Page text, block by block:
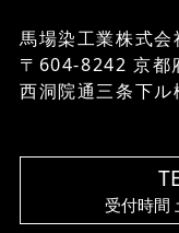
馬場染工業株式会
〒604-8242 京都
西洞院通三条下ル
受付時間